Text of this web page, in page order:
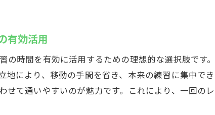
発送サービスで手軽にクラブをシ
スタジオからのクラブ発送で快適
有効活用
の時間を有効に活用するための理想的な選択肢で
地により、移動の手間を省き、本来の練習に集中で
せて通いやすいのが魅力です。これにより、一回